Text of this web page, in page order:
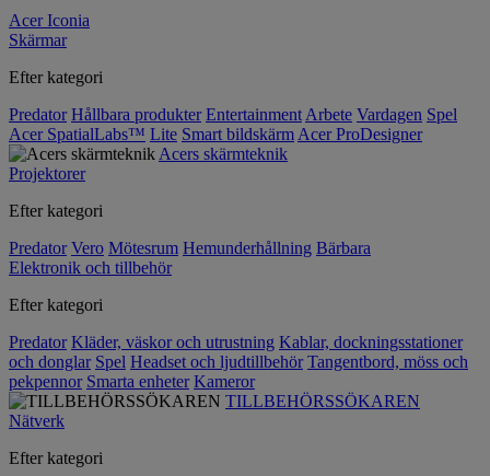
Acer Iconia
Skärmar
Efter kategori
Predator Hållbara produkter Entertainment Arbete Vardagen Spel
Acer SpatialLabs™ Lite Smart bildskärm Acer ProDesigner
Acers skärmteknik
Projektorer
Efter kategori
Predator Vero Mötesrum Hemunderhållning Bärbara
Elektronik och tillbehör
Efter kategori
Predator Kläder, väskor och utrustning Kablar, dockningsstationer
och donglar Spel Headset och ljudtillbehör Tangentbord, möss och
pekpennor Smarta enheter Kameror
TILLBEHÖRSSÖKAREN
Nätverk
Efter kategori